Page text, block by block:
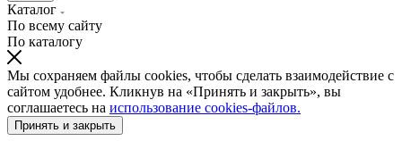
Каталог
По всему сайту
По каталогу
Мы сохраняем файлы cookies, чтобы сделать взаимодействие с
сайтом удобнее. Кликнув на «Принять и закрыть», вы
соглашаетесь на использование cookies-файлов.
Принять и закрыть